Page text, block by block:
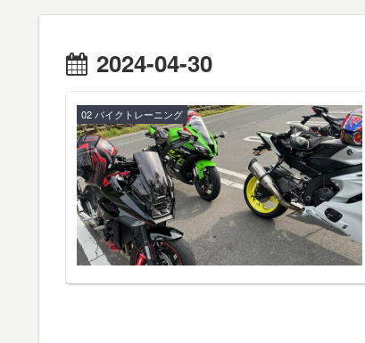
2024-04-30
02 バイクトレーニング